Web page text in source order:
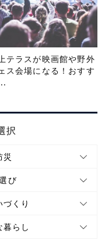
テラスが映画館や野外
ス会場になる！おすす
択
災
び
くり
暮らし